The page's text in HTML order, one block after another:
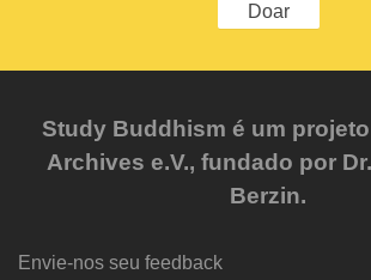
Doar
Study Buddhism é um
Archives e.V., fundado por
Berzin.
Envie-nos seu feedback